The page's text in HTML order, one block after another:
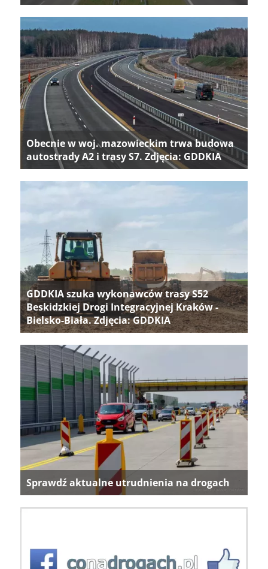
Obecnie w woj. mazowieckim trwa budowa
autostrady A2 i trasy S7. Zdjęcia: GDDKIA
GDDKIA szuka wykonawców trasy S52
Beskidzkiej Drogi Integracyjnej Kraków -
Bielsko-Biała. Zdjęcia: GDDKIA
Sprawdź aktualne utrudnienia na drogach